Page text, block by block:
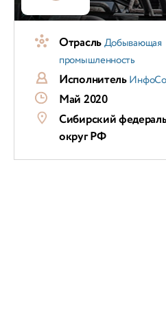
ОтрасльДобывающая
промышленность
Исполнитель
Май 2020
Сибирский
округ РФ